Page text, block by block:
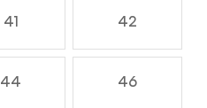
41 42
44 46